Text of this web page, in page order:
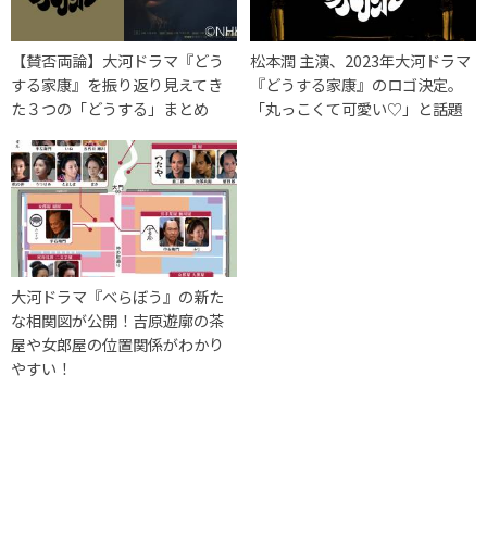
【賛否両論】大河ドラマ『どう
する家康』を振り返り見えてき
た３つの「どうする」まとめ
松本潤 主演、2023年大河ドラマ
『どうする家康』のロゴ決定。
「丸っこくて可愛い♡」と話題
大河ドラマ『べらぼう』の新た
な相関図が公開！吉原遊廓の茶
屋や女郎屋の位置関係がわかり
やすい！